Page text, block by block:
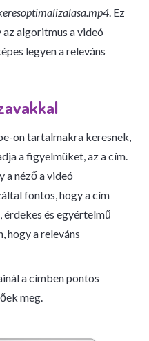
. Ez
algoritmus a videó
legyen a releváns
on tartalmakra keresnek,
a figyelmüket, az a cím.
a néző a videó
fontos, hogy a cím
és egyértelmű
hogy a releváns
a címben pontos
meg.